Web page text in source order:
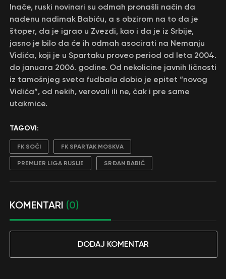
Inače, ruski novinari su odmah pronašli način da
nadenu nadimak Babiću, a s obzirom na to da je
štoper, da je igrao u Zvezdi, kao i da je iz Srbije,
jasno je bilo da će ih odmah asocirati na Nemanju
Vidića, koji je u Spartaku proveo period od leta 2004.
do januara 2006. godine. Od nekolicine javnih ličnosti
iz tamošnjeg sveta fudbala dobio je epitet “novog
Vidića”, od nekih, verovali ili ne, čak i pre same
utakmice.
TAGOVI:
FK SOČI FK SPARTAK MOSKVA
PREMIJER LIGA RUSIJE SRĐAN BABIĆ
KOMENTARI (0)
DODAJ KOMENTAR